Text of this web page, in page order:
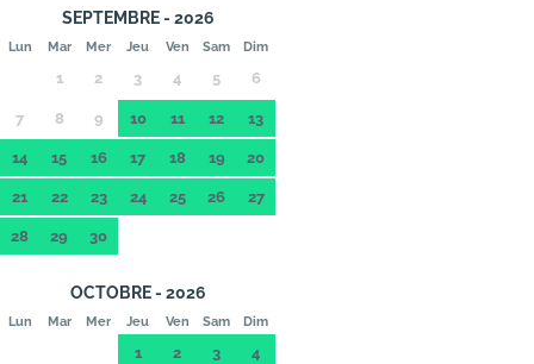
SEPTEMBRE - 2026
Lun Mar Mer Jeu Ven Sam Dim
1 2 3 4 5 6
7 8 9 10 11 12 13
14 15 16 17 18 19 20
21 22 23 24 25 26 27
28 29 30
OCTOBRE - 2026
Lun Mar Mer Jeu Ven Sam Dim
1 2 3 4